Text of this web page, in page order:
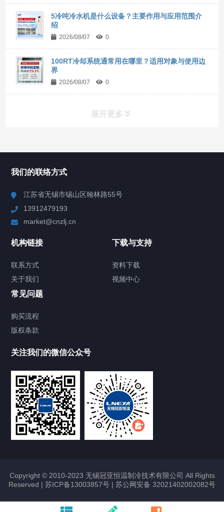
5冷吨冷水机是什么设备？主要作用与应用范围介
绍
2026/08/07 0
100RT冷却系统通常用在哪里？适用对象与使用边
界
2026/08/07 0
展开更多
Chiller高精度制冷循环器
TCU温度控制单元
Chiller气体控温系统
Chamber试验箱
FREEZER低温箱
VOCs冷凝回收装置
我们的联络方式
江苏省无锡市锡山区翰林路55号
13912479193
market@cnzlj.cn
机构链接
联系方式
关于我们
下载与支持
资料下载
视频中心
常见问题
购买流程
版权条款
关注我们的微信公众号
Copyright © 2010-2023 无锡冠亚恒温制冷技术有限公司 All Rights
Reserved | 苏ICP备13003857号 | 苏公网安备 32021402002082号